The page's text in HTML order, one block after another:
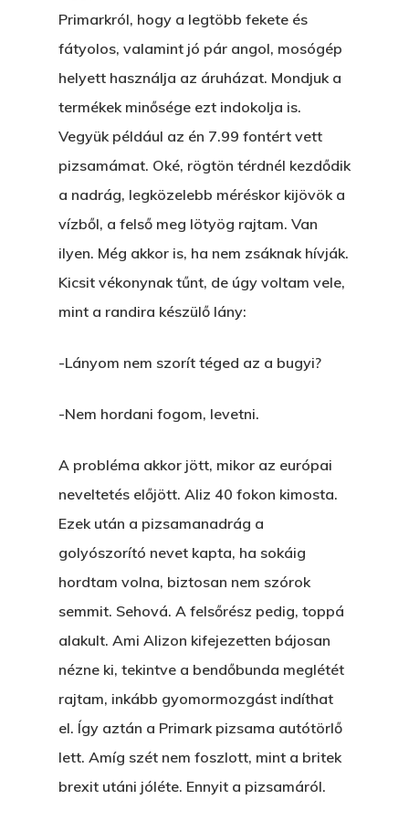
Primarkról, hogy a legtöbb fekete és
fátyolos, valamint jó pár angol, mosógép
helyett használja az áruházat. Mondjuk a
termékek minősége ezt indokolja is.
Vegyük például az én 7.99 fontért vett
pizsamámat. Oké, rögtön térdnél kezdődik
a nadrág, legközelebb méréskor kijövök a
vízből, a felső meg lötyög rajtam. Van
ilyen. Még akkor is, ha nem zsáknak hívják.
Kicsit vékonynak tűnt, de úgy voltam vele,
mint a randira készülő lány:
-Lányom nem szorít téged az a bugyi?
-Nem hordani fogom, levetni.
A probléma akkor jött, mikor az európai
neveltetés előjött. Aliz 40 fokon kimosta.
Ezek után a pizsamanadrág a
golyószorító nevet kapta, ha sokáig
hordtam volna, biztosan nem szórok
semmit. Sehová. A felsőrész pedig, toppá
alakult. Ami Alizon kifejezetten bájosan
nézne ki, tekintve a bendőbunda meglétét
rajtam, inkább gyomormozgást indíthat
el. Így aztán a Primark pizsama autótörlő
lett. Amíg szét nem foszlott, mint a britek
brexit utáni jóléte. Ennyit a pizsamáról.